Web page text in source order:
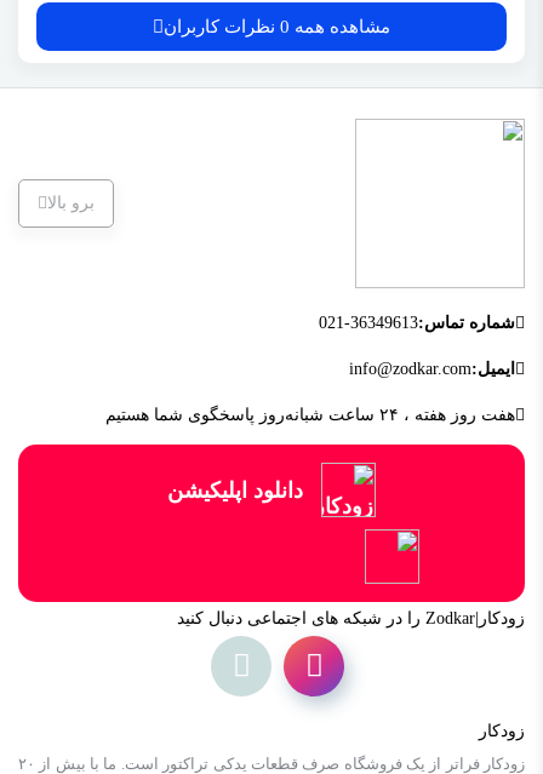
مشاهده همه 0 نظرات کاربران
برو بالا
شماره تماس:021-36349613
ایمیل:info@zodkar.com
هفت روز هفته ، ۲۴ ساعت شبانه‌روز پاسخگوی شما هستیم
دانلود اپلیکیشن
زودکار|Zodkar را در شبکه های اجتماعی دنبال کنید
زودکار
زودكار فراتر از یک فروشگاه صرف قطعات یدکی تراکتور است. ما با بیش از ٢٠